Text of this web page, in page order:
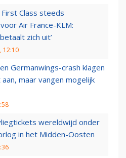
Class steeds
Air France-KLM:
zich uit’
12:10
Germanwings-crash klagen
maar vangen mogelijk
wereldwijd onder
in het Midden-Oosten